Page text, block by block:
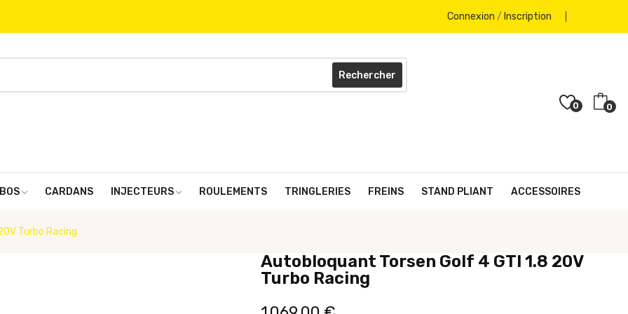
Connexion / Inscription
Rechercher
0 0
CARDANS INJECTEURS ROULEMENTS TRINGLERIES FREINS STAND PLIANT ACCESSOIRES
Turbo Racing
Autobloquant Torsen Golf 4 GTI 1.8 20V
Turbo Racing